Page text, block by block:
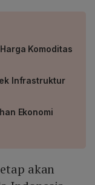
Komoditas
Infrastruktur
Ekonomi
akan